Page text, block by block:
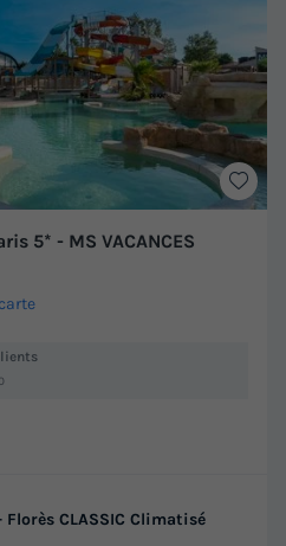
5* - MS VACANCES
Florès CLASSIC Climatisé